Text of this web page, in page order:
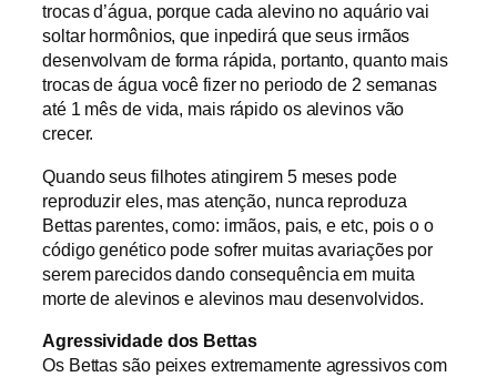
trocas d’água, porque cada alevino no aquário vai
soltar hormônios, que inpedirá que seus irmãos
desenvolvam de forma rápida, portanto, quanto mais
trocas de água você fizer no periodo de 2 semanas
até 1 mês de vida, mais rápido os alevinos vão
crecer.
Quando seus filhotes atingirem 5 meses pode
reproduzir eles, mas atenção, nunca reproduza
Bettas parentes, como: irmãos, pais, e etc, pois o o
código genético pode sofrer muitas avariações por
serem parecidos dando consequência em muita
morte de alevinos e alevinos mau desenvolvidos.
Agressividade dos Bettas
Os Bettas são peixes extremamente agressivos com